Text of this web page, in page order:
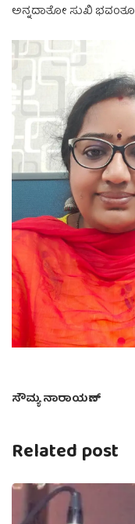
ಅನ್ನದಾತೋ ಸುಖಿ ಭವಂತೂ
ಸೌಮ್ಯ ನಾರಾಯಣ್
Related post